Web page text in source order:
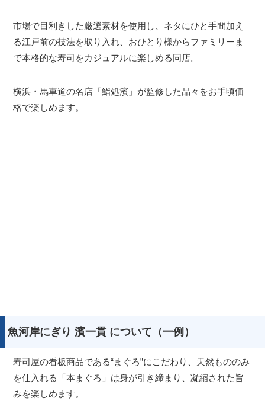
市場で目利きした厳選素材を使用し、ネタにひと手間加え
る江戸前の技法を取り入れ、おひとり様からファミリーま
で本格的な寿司をカジュアルに楽しめる同店。
横浜・馬車道の名店「鮨処濱」が監修した品々をお手頃価
格で楽しめます。
魚河岸にぎり 濱一貫 について（一例）
寿司屋の看板商品である“まぐろ”にこだわり、天然もののみ
を仕入れる「本まぐろ」は身が引き締まり、凝縮された旨
みを楽しめます。